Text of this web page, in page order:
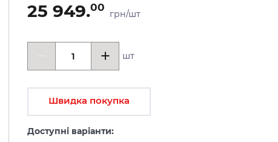
25 949.00
грн/шт
шт
Швидка покупка
Доступні варіанти: